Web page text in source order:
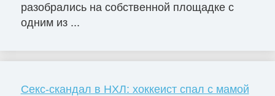
разобрались на собственной площадке с
одним из ...
Секс-скандал в НХЛ: хоккеист спал с мамой